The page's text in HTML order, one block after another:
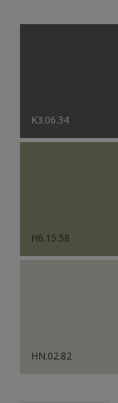
K3.06.34
H6.15.58
HN.02.82